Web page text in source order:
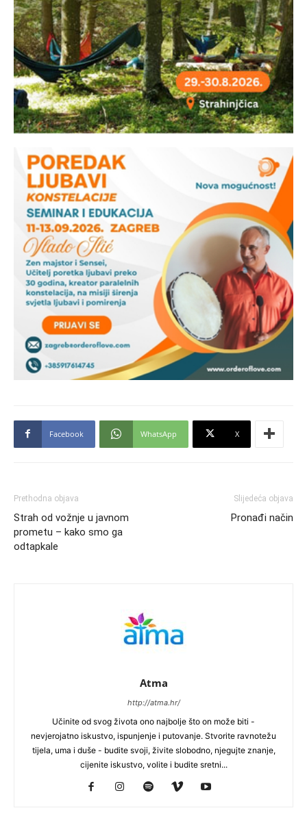
Facebook WhatsApp X
Prethodna objava
Strah od vožnje u javnom
prometu – kako smo ga
odtapkale
Slijedeća objava
Pronađi način
Atma
http://atma.hr/
Učinite od svog života ono najbolje što on može biti -
nevjerojatno iskustvo, ispunjenje i putovanje. Stvorite ravnotežu
tijela, uma i duše - budite svoji, živite slobodno, njegujte znanje,
cijenite iskustvo, volite i budite sretni...